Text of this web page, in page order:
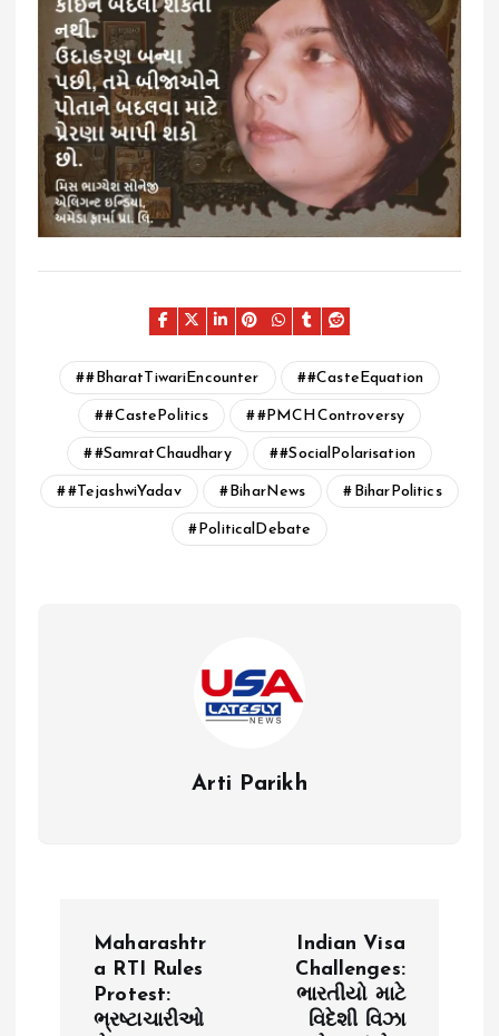
#BharatTiwariEncounter #CasteEquation
#CastePolitics #PMCHControversy
#SamratChaudhary #SocialPolarisation
#TejashwiYadav BiharNews BiharPolitics
PoliticalDebate
Arti Parikh
Maharashtr
a RTI Rules
Protest:
ભ્રષ્ટાચારીઓ
Indian Visa
Challenges:
ભારતીયો માટે
વિદેશી વિઝા